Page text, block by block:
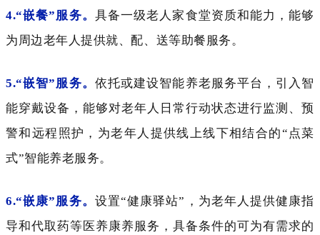
4.“嵌餐”服务。 具备一级老人家食堂资质和能力，能够
为周边老年人提供就、配、送等助餐服务。
5.“嵌智”服务。 依托或建设智能养老服务平台，引入智
能穿戴设备，能够对老年人日常行动状态进行监测、预
警和远程照护，为老年人提供线上线下相结合的“点菜
式”智能养老服务。
6.“嵌康”服务。 设置“健康驿站”，为老年人提供健康指
导和代取药等医养康养服务，具备条件的可为有需求的